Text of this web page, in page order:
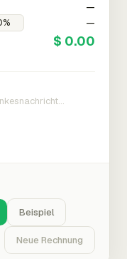
—
—
$ 0.00
Beispiel
Neue Rechnung